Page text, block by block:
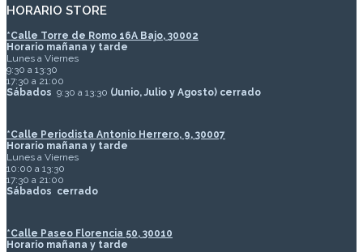
HORARIO STORE
*Calle Torre de Romo 16A Bajo, 30002
Horario mañana y tarde
Lunes a Viernes
9:30 a 13:30
17:30 a 21:00
Sábados 9:30 a 13:30 (Junio, Julio y Agosto) cerrado
*Calle Periodista Antonio Herrero, 9, 30007
Horario mañana y tarde
Lunes a Viernes
10:00 a 13:30
17:30 a 21:00
Sábados cerrado
*Calle Paseo Florencia 50, 30010
Horario mañana y tarde